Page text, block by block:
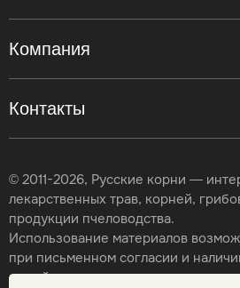
Контакты
Компания
© 2011-2026, Русские корни —
лекарственных трав, корней,
продукции пчеловодства.
Использование материалов
при письменном согласии и
на сайт.